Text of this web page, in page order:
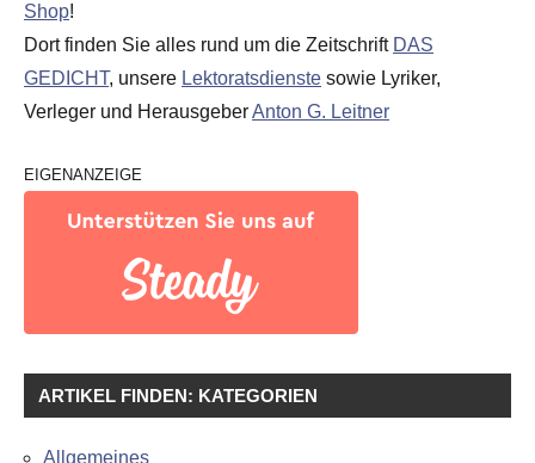
Shop!
Dort finden Sie alles rund um die Zeitschrift DAS
GEDICHT, unsere Lektoratsdienste sowie Lyriker,
Verleger und HerausgeberAnton G. Leitner
EIGENANZEIGE
ARTIKEL FINDEN: KATEGORIEN
Allgemeines